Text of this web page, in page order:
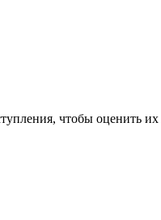
чтобы оценить их